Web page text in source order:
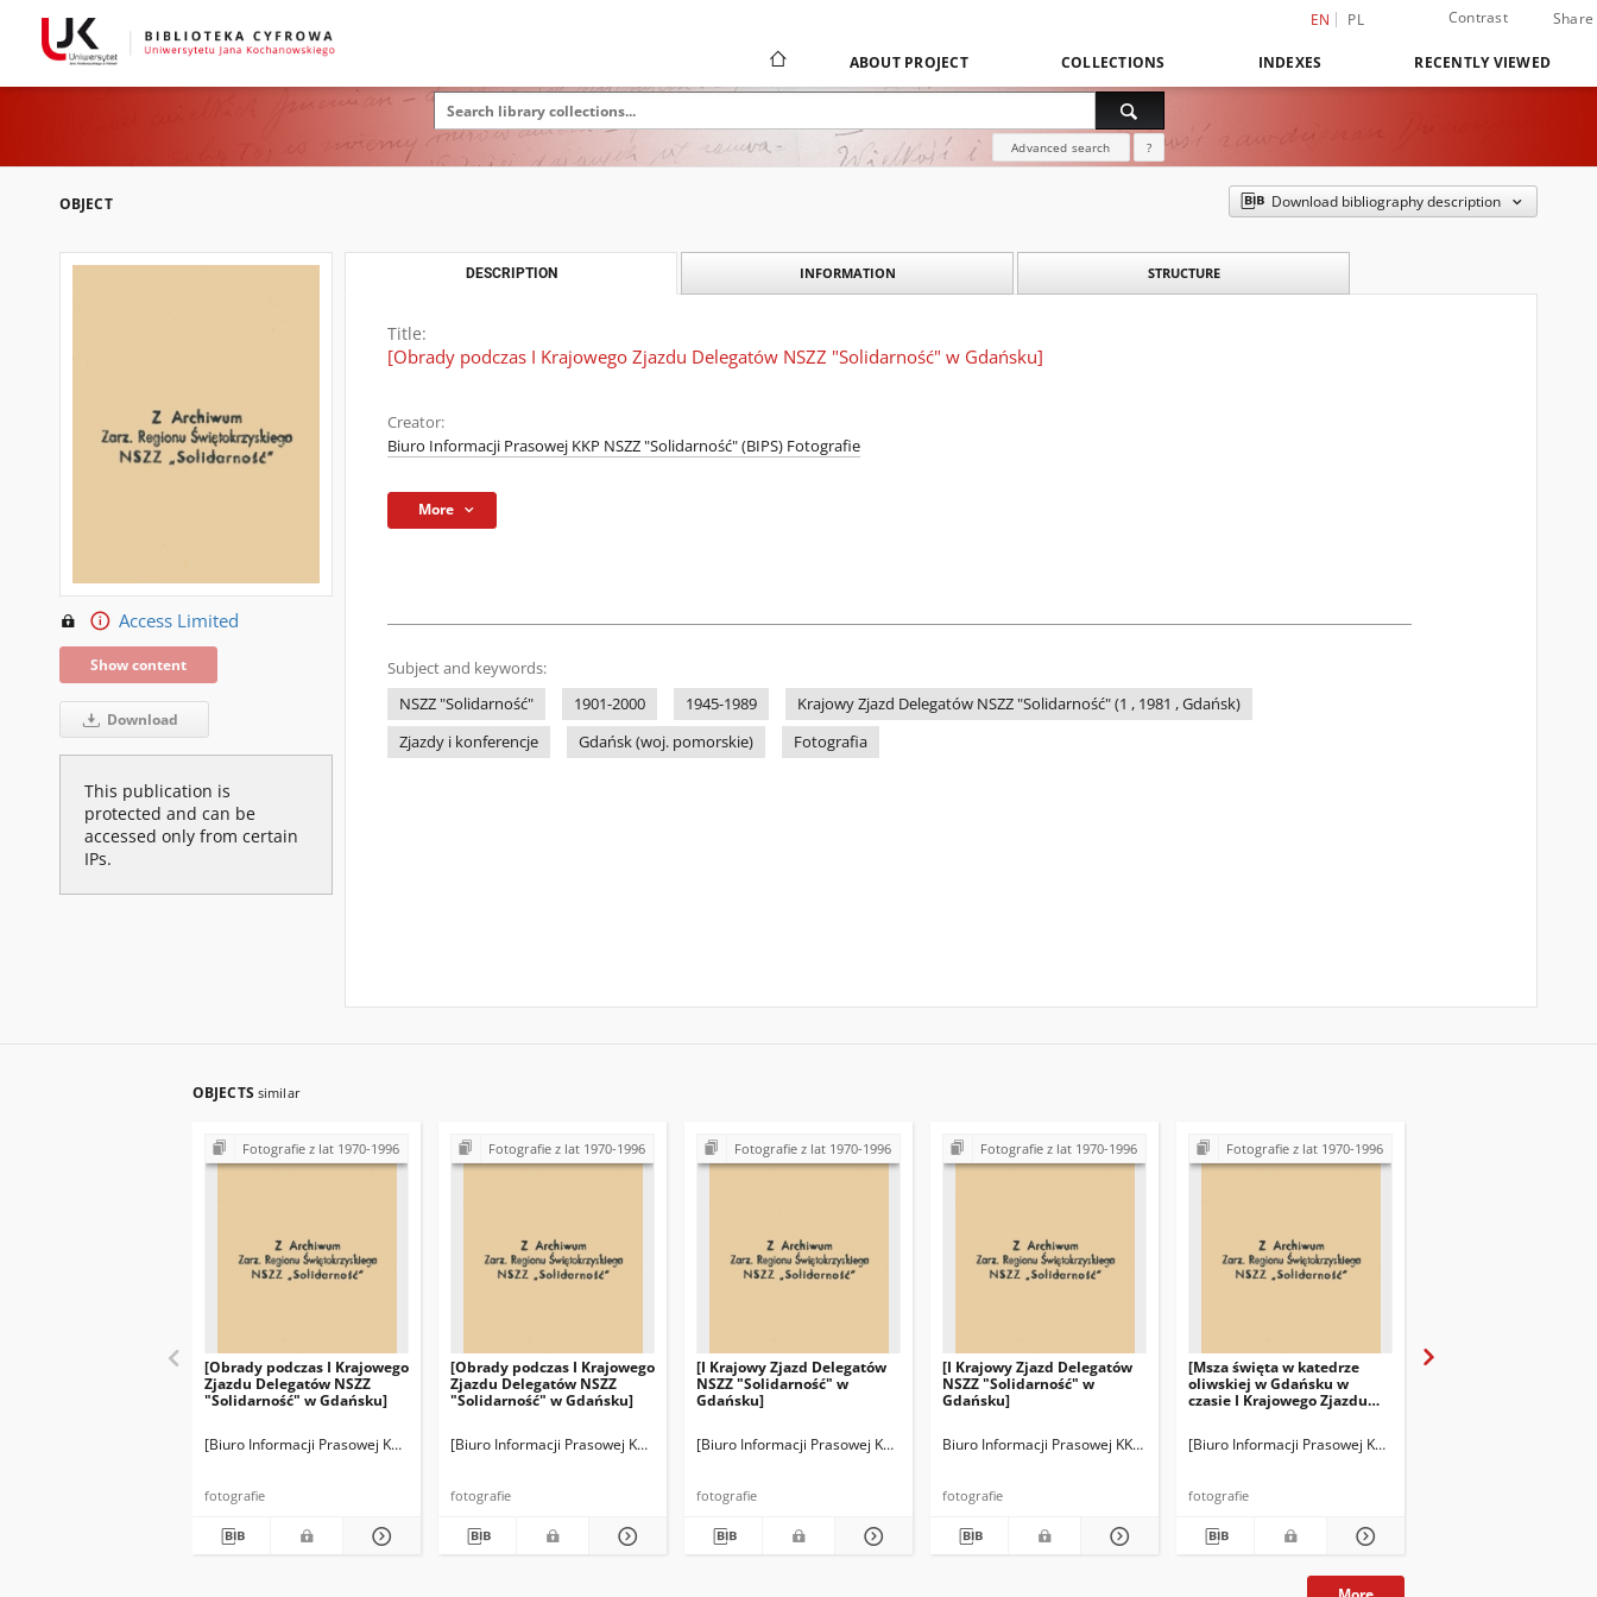
EN PL Contrast Share
ABOUT PROJECT COLLECTIONS INDEXES RECENTLY VIEWED
Advanced search ?
OBJECT Download bibliography description
Access Limited
Show content
Download
This publication is
protected and can be
accessed only from certain
IPs.
DESCRIPTION INFORMATION STRUCTURE
Title:
[Obrady podczas I Krajowego Zjazdu Delegatów NSZZ "Solidarność" w Gdańsku]
Creator:
Biuro Informacji Prasowej KKP NSZZ "Solidarność" (BIPS) Fotografie
More
Subject and keywords:
NSZZ "Solidarność"
1901-2000 1945-1989
Krajowy Zjazd Delegatów NSZZ "Solidarność" (1 , 1981 , Gdańsk)
Zjazdy i konferencje
Gdańsk (woj. pomorskie) Fotografia
OBJECTS similar
Fotografie z lat 1970-1996
[Obrady podczas I Krajowego
Zjazdu Delegatów NSZZ
"Solidarność" w Gdańsku]
[Biuro Informacji Prasowej KKP NSZZ "Solidarność" (BIPS) Fotografie]
fotografie
Fotografie z lat 1970-1996
[Obrady podczas I Krajowego
Zjazdu Delegatów NSZZ
"Solidarność" w Gdańsku]
[Biuro Informacji Prasowej KKP NSZZ "Solidarność" (BIPS) Fotografie]
fotografie
Fotografie z lat 1970-1996
[I Krajowy Zjazd Delegatów
NSZZ "Solidarność" w
Gdańsku]
[Biuro Informacji Prasowej KKP NSZZ "Solidarność" (BIPS) Fotografie]
fotografie
Fotografie z lat 1970-1996
[I Krajowy Zjazd Delegatów
NSZZ "Solidarność" w
Gdańsku]
Biuro Informacji Prasowej KKP NSZZ "Solidarność" (BIPS) Fotografie
fotografie
Fotografie z lat 1970-1996
[Msza święta w katedrze
oliwskiej w Gdańsku w
czasie I Krajowego Zjazdu
[Biuro Informacji Prasowej KKP NSZZ "Solidarność" (BIPS)
fotografie